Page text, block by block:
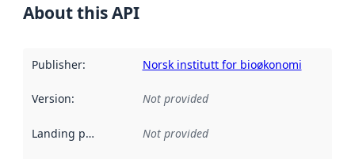
About this API
Publisher: Norsk institutt for bioøkonomi
Version: Not provided
Landing page Not provided